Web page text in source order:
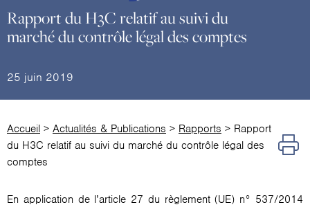
Rapport du H3C relatif au suivi du
marché du contrôle légal des comptes
25 juin 2019
Accueil > Actualités & Publications > Rapports > Rapport
du H3C relatif au suivi du marché du contrôle légal des
comptes
En application de l’article 27 du règlement (UE) n° 537/2014